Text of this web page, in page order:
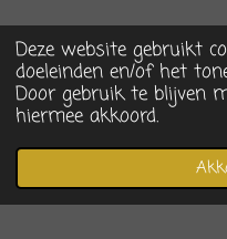
Deze website gebruikt
doeleinden en/of het
Door gebruik te blijven
hiermee akkoord.